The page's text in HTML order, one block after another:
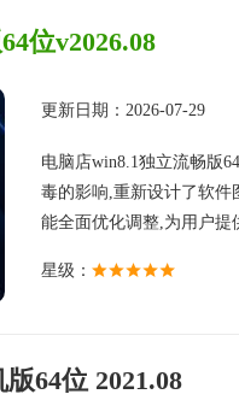
位v2026.08
更新日期：2026-07-29
电脑店win8.1独立流畅版
毒的影响,重新设计了软件
能全面优化调整,为用户提
星级：
64位 2021.08